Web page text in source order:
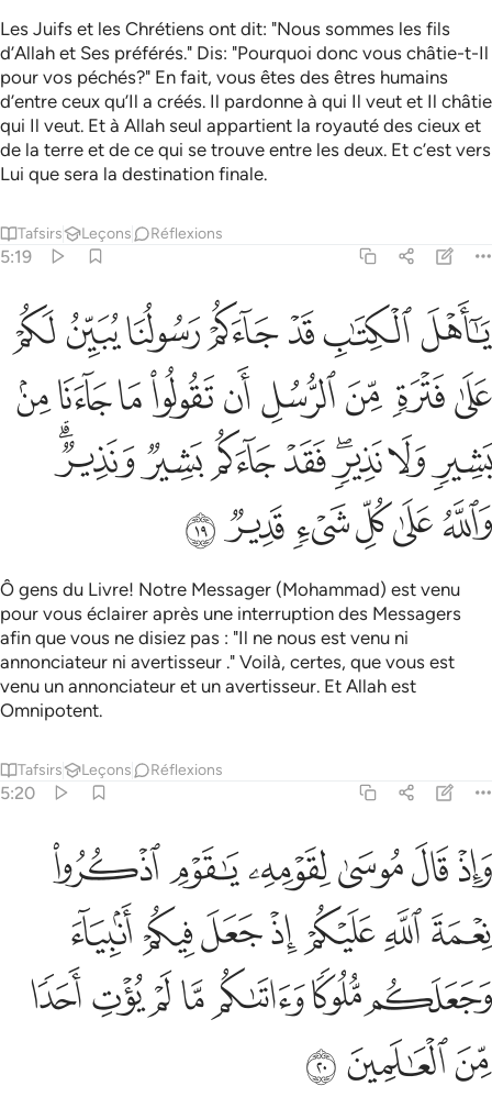
Les Juifs et les Chrétiens ont dit: "Nous sommes les fils
d’Allah et Ses préférés." Dis: "Pourquoi donc vous châtie-t-Il
pour vos péchés?" En fait, vous êtes des êtres humains
d’entre ceux qu’Il a créés. Il pardonne à qui Il veut et Il châtie
qui Il veut. Et à Allah seul appartient la royauté des cieux et
de la terre et de ce qui se trouve entre les deux. Et c’est vers
Lui que sera la destination finale.
Tafsirs Leçons Réflexions
5:19
يا اهل الكتاب قد جاءكم رسولنا يبين لكم على فترة من الرسل ان
يَـٰٓأَهْلَ ٱلْكِتَـٰبِ قَدْ جَآءَكُمْ رَسُولُنَا يُبَيِّنُ لَكُمْ عَلَىٰ فَتْرَةٍۢ مِّنَ
ﱥﱦﱧﱨﱩﱪﱫ
ﱬﱭﱮﱯﱰﱱﱲﱳﱴ
ﱵﱶﱷﱸﱹﱺﱻﱼﱽ
ﱾﱿﲀﲁ ﲂﲃ
Ô gens du Livre! Notre Messager (Mohammad) est venu
pour vous éclairer après une interruption des Messagers
afin que vous ne disiez pas : "Il ne nous est venu ni
annonciateur ni avertisseur ." Voilà, certes, que vous est
venu un annonciateur et un avertisseur. Et Allah est
Omnipotent.
Tafsirs Leçons Réflexions
5:20
واذ قال موسى لقومه يا قوم اذكروا نعمة الله عليكم اذ جعل فيكم
وَإِذْ قَالَ مُوسَىٰ لِقَوْمِهِۦ يَـٰقَوْمِ ٱذْكُرُوا۟ نِعْمَةَ ٱللَّهِ
ﲄﲅﲆﲇﲈﲉ
ﲊﲋﲌﲍﲎﲏﲐ
ﲑﲒﲓﲔﲕﲖﲗ
ﲘﲙﲚ